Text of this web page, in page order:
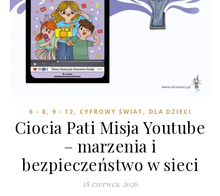
6 - 8, 9 - 12, CYFROWY ŚWIAT , DLA DZIECI
Ciocia Pati Misja Youtube
– marzenia i
bezpieczeństwo w sieci
18 czerwca, 2026